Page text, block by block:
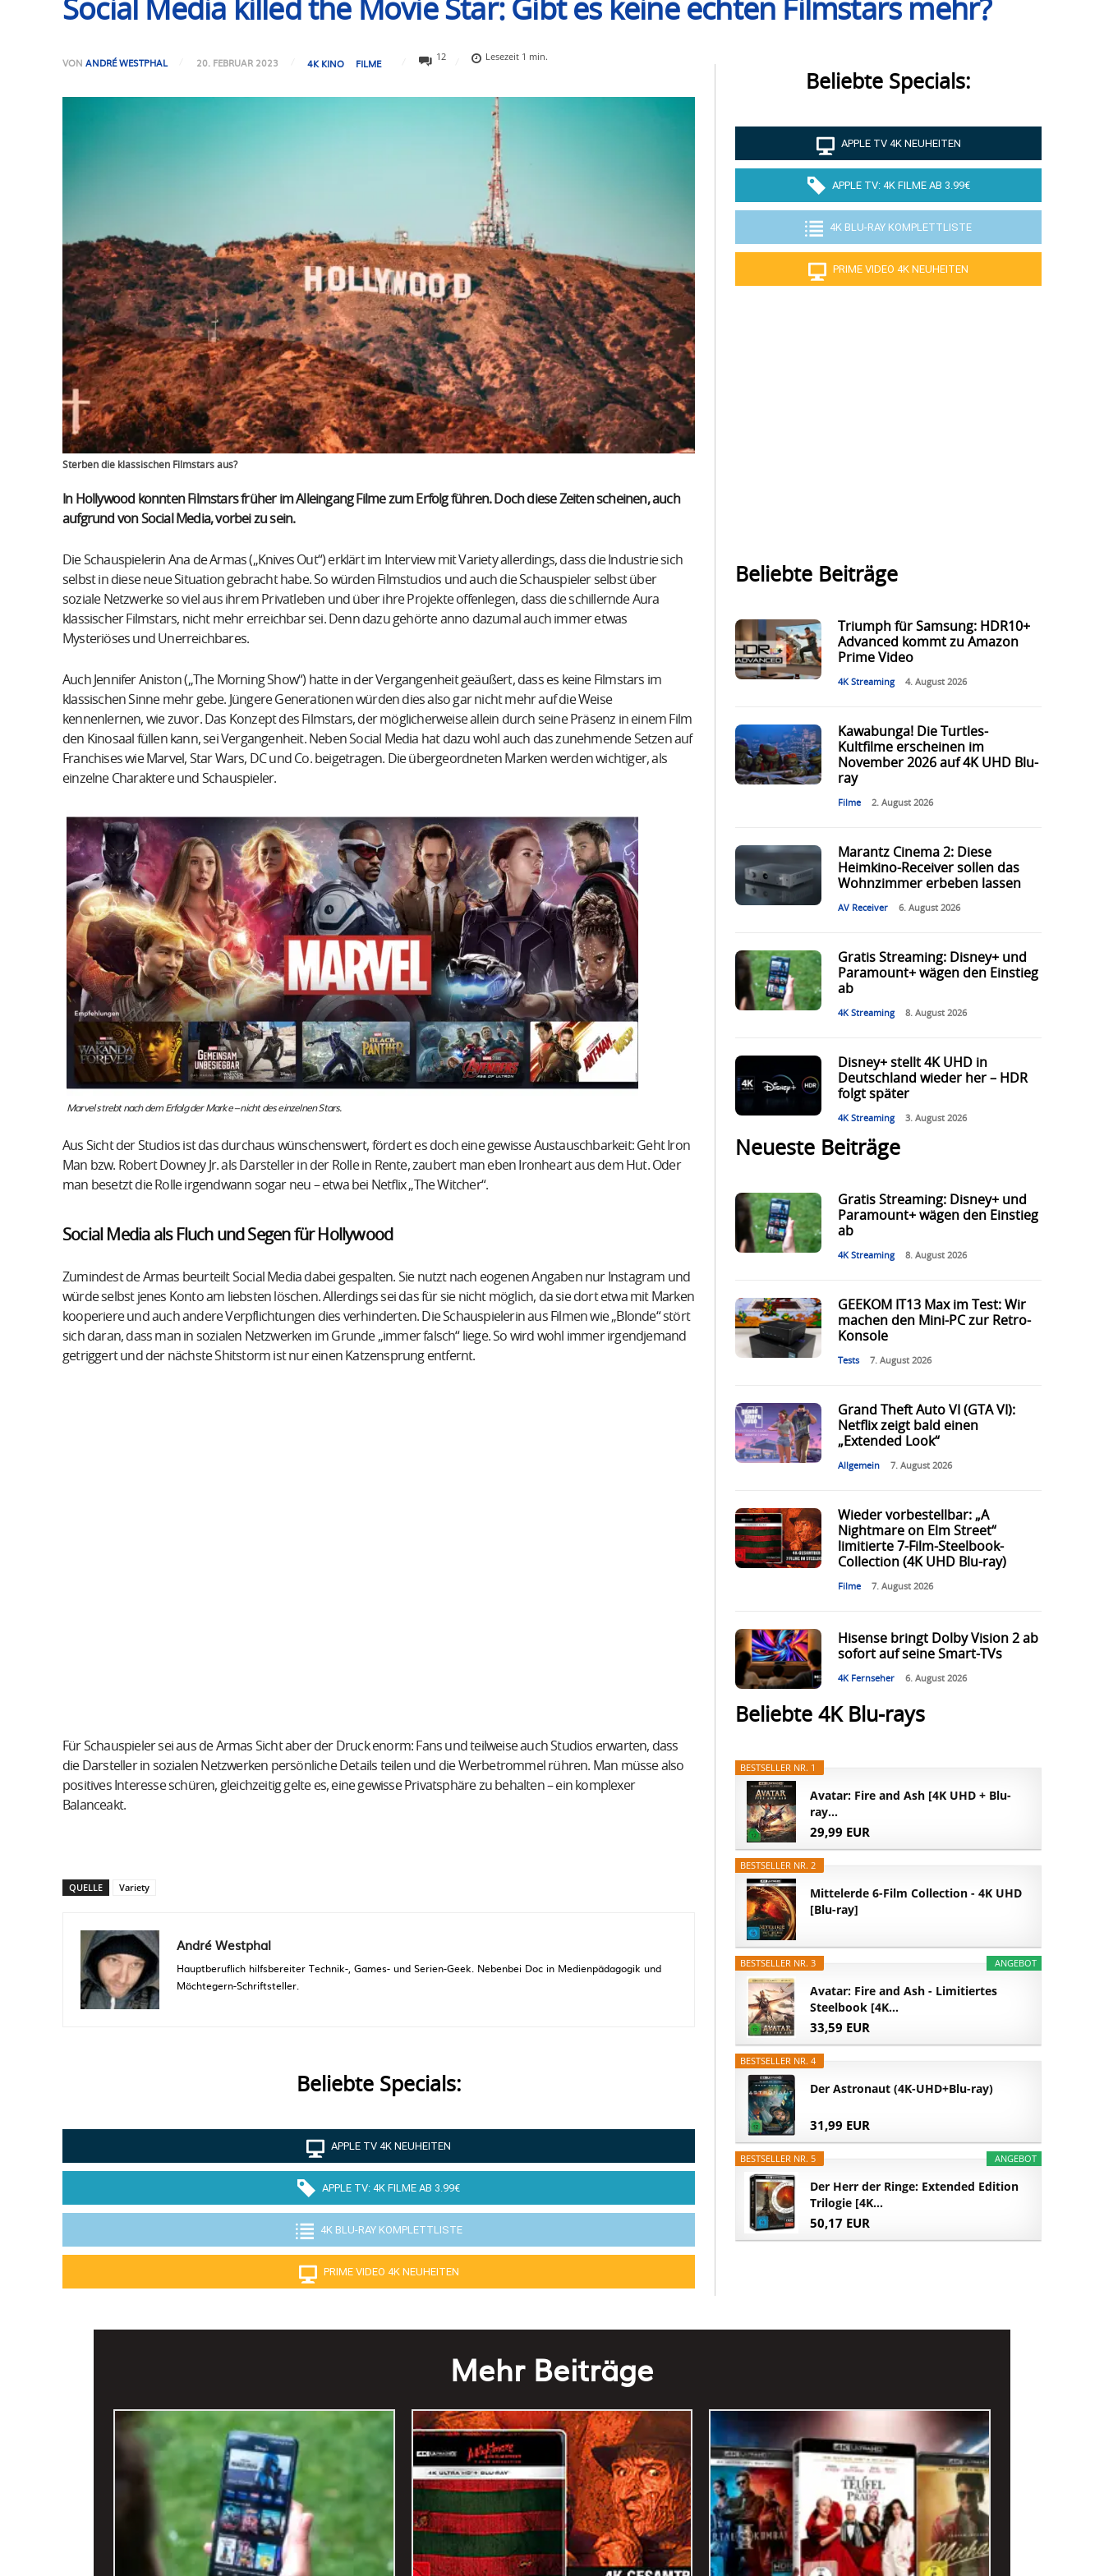
Social Media killed the Movie Star: Gibt es keine echten Filmstars mehr?
VON ANDRÉ WESTPHAL 20. FEBRUAR 2023 4K KINO FILME
12 Lesezeit 1 min.
Sterben die klassischen Filmstars aus?
In Hollywood konnten Filmstars früher im Alleingang Filme zum Erfolg führen. Doch diese Zeiten scheinen, auch
aufgrund von Social Media, vorbei zu sein.
Die Schauspielerin Ana de Armas („Knives Out“) erklärt im Interview mit Variety allerdings, dass die Industrie sich
selbst in diese neue Situation gebracht habe. So würden Filmstudios und auch die Schauspieler selbst über
soziale Netzwerke so viel aus ihrem Privatleben und über ihre Projekte offenlegen, dass die schillernde Aura
klassischer Filmstars, nicht mehr erreichbar sei. Denn dazu gehörte anno dazumal auch immer etwas
Mysteriöses und Unerreichbares.
Auch Jennifer Aniston („The Morning Show“) hatte in der Vergangenheit geäußert, dass es keine Filmstars im
klassischen Sinne mehr gebe. Jüngere Generationen würden dies also gar nicht mehr auf die Weise
kennenlernen, wie zuvor. Das Konzept des Filmstars, der möglicherweise allein durch seine Präsenz in einem Film
den Kinosaal füllen kann, sei Vergangenheit. Neben Social Media hat dazu wohl auch das zunehmende Setzen auf
Franchises wie Marvel, Star Wars, DC und Co. beigetragen. Die übergeordneten Marken werden wichtiger, als
einzelne Charaktere und Schauspieler.
Marvel strebt nach dem Erfolg der Marke – nicht des einzelnen Stars.
Aus Sicht der Studios ist das durchaus wünschenswert, fördert es doch eine gewisse Austauschbarkeit: Geht Iron
Man bzw. Robert Downey Jr. als Darsteller in der Rolle in Rente, zaubert man eben Ironheart aus dem Hut. Oder
man besetzt die Rolle irgendwann sogar neu – etwa bei Netflix „The Witcher“.
Social Media als Fluch und Segen für Hollywood
Zumindest de Armas beurteilt Social Media dabei gespalten. Sie nutzt nach eogenen Angaben nur Instagram und
würde selbst jenes Konto am liebsten löschen. Allerdings sei das für sie nicht möglich, da sie dort etwa mit Marken
kooperiere und auch andere Verpflichtungen dies verhinderten. Die Schauspielerin aus Filmen wie „Blonde“ stört
sich daran, dass man in sozialen Netzwerken im Grunde „immer falsch“ liege. So wird wohl immer irgendjemand
getriggert und der nächste Shitstorm ist nur einen Katzensprung entfernt.
Für Schauspieler sei aus de Armas Sicht aber der Druck enorm: Fans und teilweise auch Studios erwarten, dass
die Darsteller in sozialen Netzwerken persönliche Details teilen und die Werbetrommel rühren. Man müsse also
positives Interesse schüren, gleichzeitig gelte es, eine gewisse Privatsphäre zu behalten – ein komplexer
Balanceakt.
QUELLE Variety
André Westphal
Hauptberuflich hilfsbereiter Technik-, Games- und Serien-Geek. Nebenbei Doc in Medienpädagogik und
Möchtegern-Schriftsteller.
Beliebte Specials:
APPLE TV 4K NEUHEITEN
APPLE TV: 4K FILME AB 3.99€
4K BLU-RAY KOMPLETTLISTE
PRIME VIDEO 4K NEUHEITEN
Beliebte Specials:
APPLE TV 4K NEUHEITEN
APPLE TV: 4K FILME AB 3.99€
4K BLU-RAY KOMPLETTLISTE
PRIME VIDEO 4K NEUHEITEN
Beliebte Beiträge
Triumph für Samsung: HDR10+
Advanced kommt zu Amazon
Prime Video
4K Streaming 4. August 2026
Kawabunga! Die Turtles-
Kultfilme erscheinen im
November 2026 auf 4K UHD Blu-
ray
Filme 2. August 2026
Marantz Cinema 2: Diese
Heimkino-Receiver sollen das
Wohnzimmer erbeben lassen
AV Receiver 6. August 2026
Gratis Streaming: Disney+ und
Paramount+ wägen den Einstieg
ab
4K Streaming 8. August 2026
Disney+ stellt 4K UHD in
Deutschland wieder her – HDR
folgt später
4K Streaming 3. August 2026
Neueste Beiträge
Gratis Streaming: Disney+ und
Paramount+ wägen den Einstieg
ab
4K Streaming 8. August 2026
GEEKOM IT13 Max im Test: Wir
machen den Mini-PC zur Retro-
Konsole
Tests 7. August 2026
Grand Theft Auto VI (GTA VI):
Netflix zeigt bald einen
„Extended Look“
Allgemein 7. August 2026
Wieder vorbestellbar: „A
Nightmare on Elm Street“
limitierte 7-Film-Steelbook-
Collection (4K UHD Blu-ray)
Filme 7. August 2026
Hisense bringt Dolby Vision 2 ab
sofort auf seine Smart-TVs
4K Fernseher 6. August 2026
Beliebte 4K Blu-rays
BESTSELLER NR. 1
Avatar: Fire and Ash [4K UHD + Blu-
ray...
29,99 EUR
BESTSELLER NR. 2
Mittelerde 6-Film Collection - 4K UHD
[Blu-ray]
ANGEBOT
BESTSELLER NR. 3
Avatar: Fire and Ash - Limitiertes
Steelbook [4K...
33,59 EUR
BESTSELLER NR. 4
Der Astronaut (4K-UHD+Blu-ray)
31,99 EUR
ANGEBOT
BESTSELLER NR. 5
Der Herr der Ringe: Extended Edition
Trilogie [4K...
50,17 EUR
Mehr Beiträge